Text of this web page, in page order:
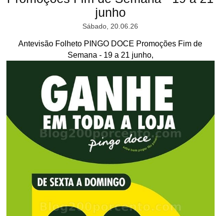
junho
Sábado, 20.06.26
Antevisão Folheto PINGO DOCE Promoções Fim de
Semana - 19 a 21 junho,